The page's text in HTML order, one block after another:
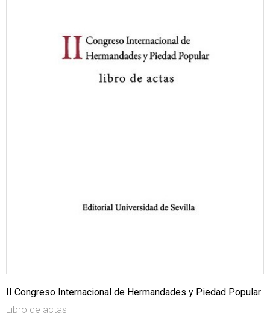
II Congreso Internacional de Hermandades y Piedad Popular
Libro de actas